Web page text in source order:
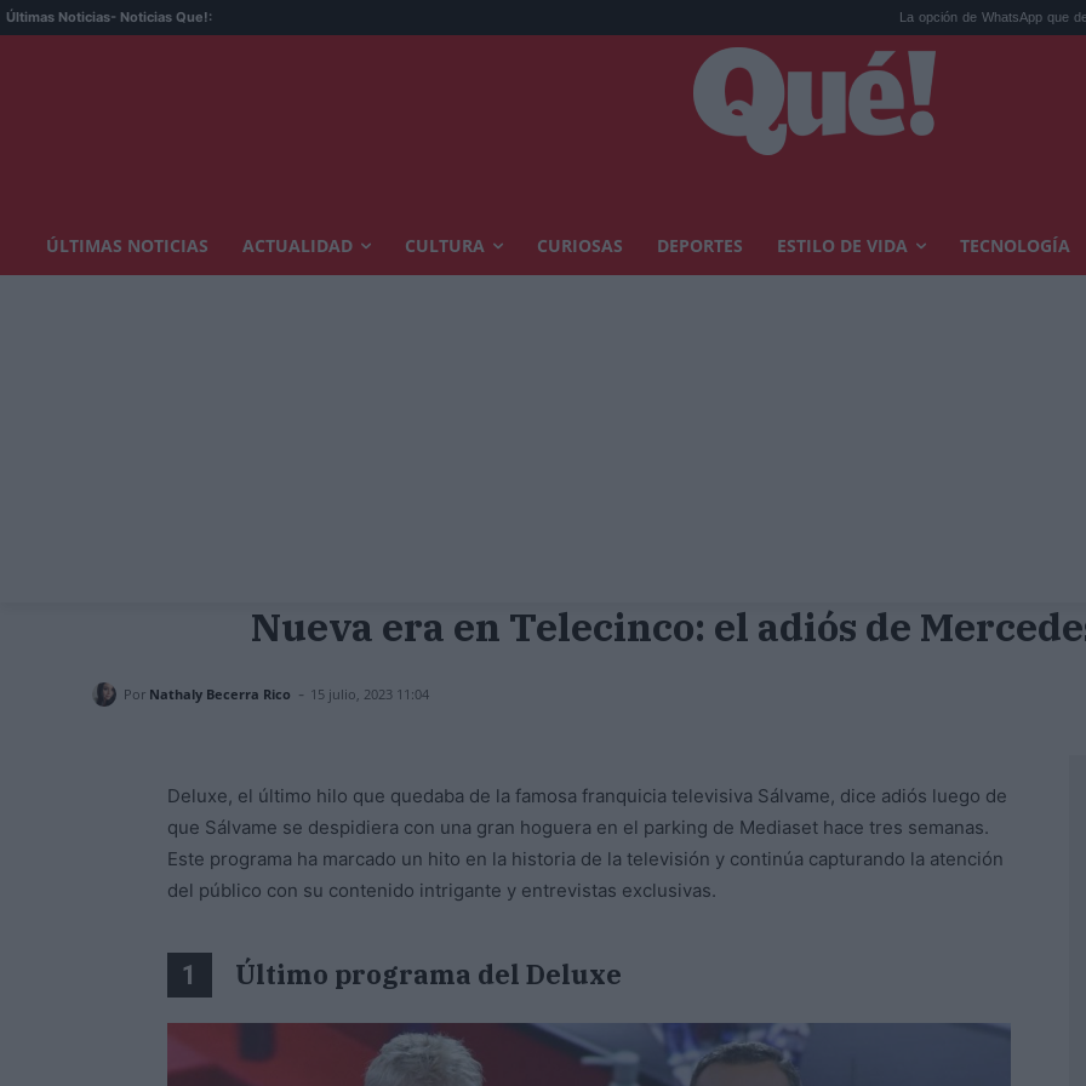
Últimas Noticias- Noticias Que!: La opción de WhatsApp que debes
ÚLTIMAS NOTICIAS ACTUALIDAD CULTURA CURIOSAS DEPORTES ESTILO DE VIDA TECNOLOGÍA
Nueva era en Telecinco: el adiós de
Por Nathaly Becerra Rico - 15 julio, 2023 11:04
Deluxe, el último hilo que quedaba de la famosa franquicia televisiva Sálvame, dice adiós luego de
que Sálvame se despidiera con una gran hoguera en el parking de Mediaset hace tres semanas.
Este programa ha marcado un hito en la historia de la televisión y continúa capturando la atención
del público con su contenido intrigante y entrevistas exclusivas.
1 Último programa del Deluxe